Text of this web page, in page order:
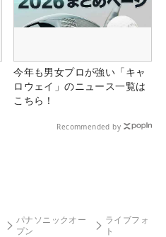
今年も男女プロが強い「キャ
ロウェイ」のニュース一覧は
こちら！
Recommended by
パナソニックオー
プン
ライブフォ
ト